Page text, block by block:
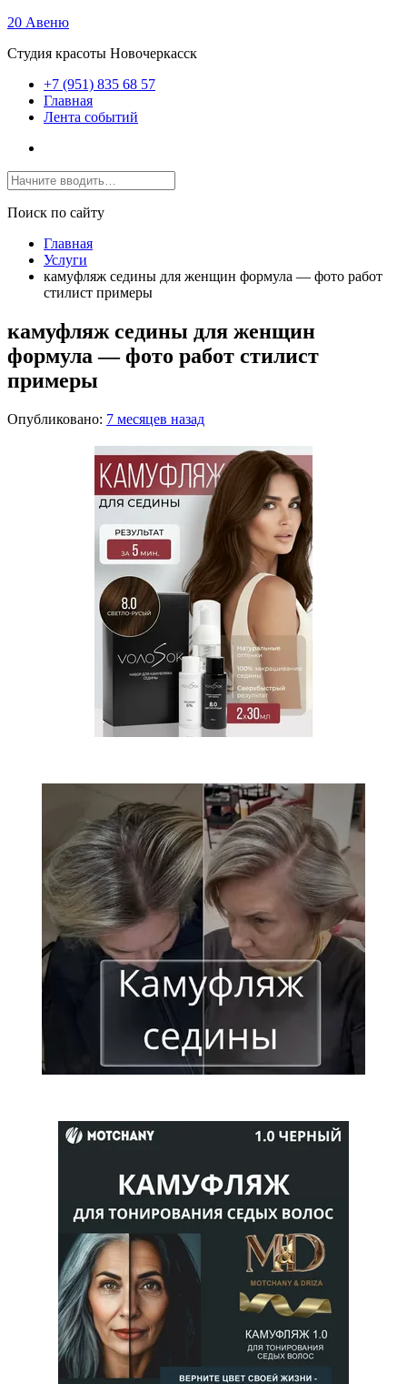
20 Авеню
Студия красоты Новочеркасск
+7 (951) 835 68 57
Главная
Лента событий
Поиск по сайту
Главная
Услуги
камуфляж седины для женщин формула — фото работ
стилист примеры
камуфляж седины для женщин
формула — фото работ стилист
примеры
Опубликовано: 7 месяцев назад